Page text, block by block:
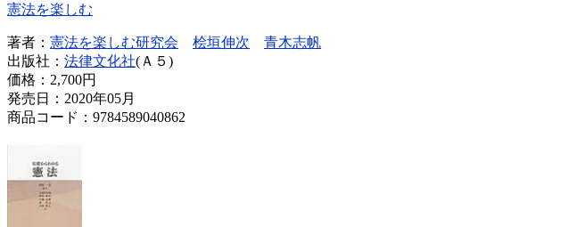
憲法を楽しむ
著者： 憲法を楽しむ研究会 桧垣伸次
青木志帆
出版社： 法律文化社(Ａ５)
価格： 2,700円
発売日：2020年05月
商品コード：9784589040862